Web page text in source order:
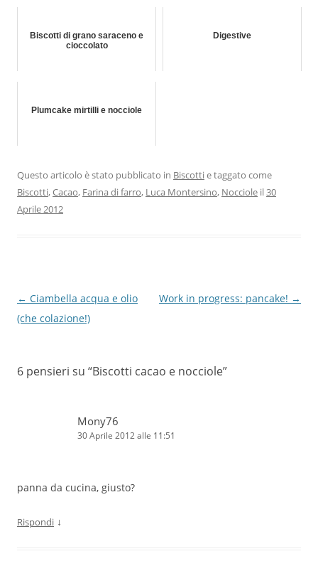
Biscotti di grano saraceno e
cioccolato
Digestive
Plumcake mirtilli e nocciole
Questo articolo è stato pubblicato in Biscottie taggato come
Biscotti,Cacao, Farina di farro, Luca Montersino, Nocciole il30
Aprile 2012
Navigazione
articolo
← Ciambella acqua e olio
(che colazione!)
Work in progress: pancake! →
6 pensieri su “Biscotti cacao e nocciole”
Mony76
30 Aprile 2012 alle 11:51
panna da cucina, giusto?
Rispondi ↓